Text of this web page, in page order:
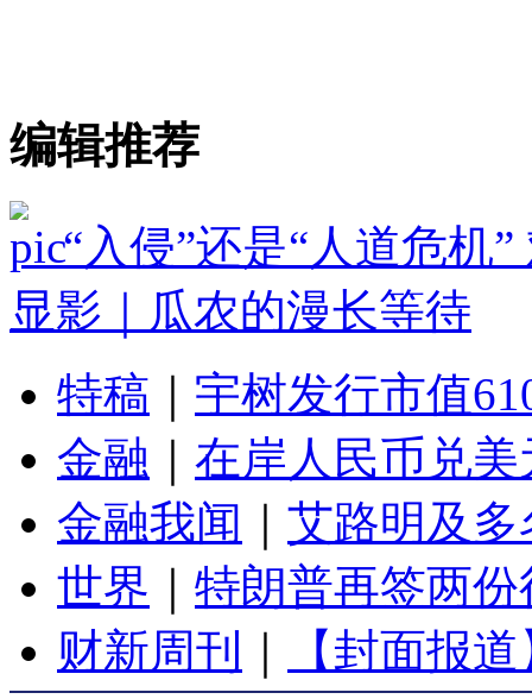
编辑推荐
“入侵”还是“人道危机
显影｜瓜农的漫长等待
特稿
宇树发行市值
金融
在岸人民币兑
金融我闻
艾路明及
世界
特朗普再签两
财新周刊
【封面报